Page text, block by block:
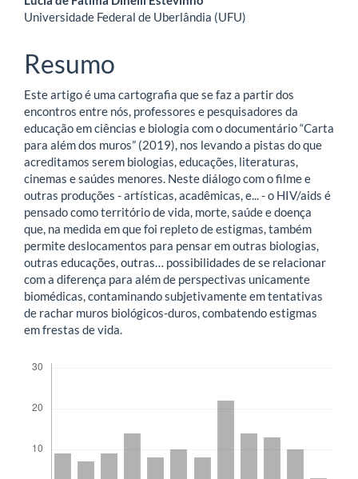
artigo
principal
Universidade Federal de Uberlândia (UFU)
Resumo
Este artigo é uma cartografia que se faz a partir dos
encontros entre nós, professores e pesquisadores da
educação em ciências e biologia com o documentário “Carta
para além dos muros” (2019), nos levando a pistas do que
acreditamos serem biologias, educações, literaturas,
cinemas e saúdes menores. Neste diálogo com o filme e
outras produções - artísticas, acadêmicas, e... - o HIV/aids é
pensado como território de vida, morte, saúde e doença
que, na medida em que foi repleto de estigmas, também
permite deslocamentos para pensar em outras biologias,
outras educações, outras… possibilidades de se relacionar
com a diferença para além de perspectivas unicamente
biomédicas, contaminando subjetivamente em tentativas
de rachar muros biológicos-duros, combatendo estigmas
em frestas de vida.